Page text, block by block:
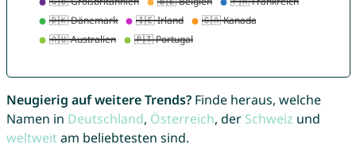
Neugierig auf weitere Trends?Finde heraus, welche
Namen in Deutschland, Österreich, der Schweiz und
weltweitam beliebtesten sind.